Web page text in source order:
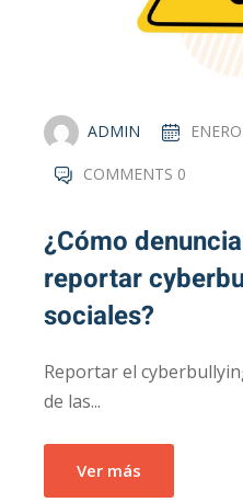
ADMIN
COMMENTS 0
¿Cómo
reportar
sociales?
Reportar el
de las...
Ver más